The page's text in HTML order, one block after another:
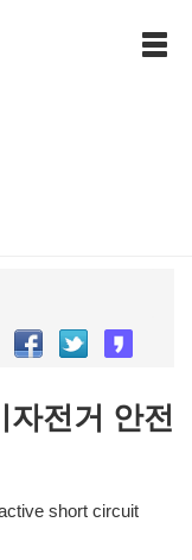
전거 안전
short circuit